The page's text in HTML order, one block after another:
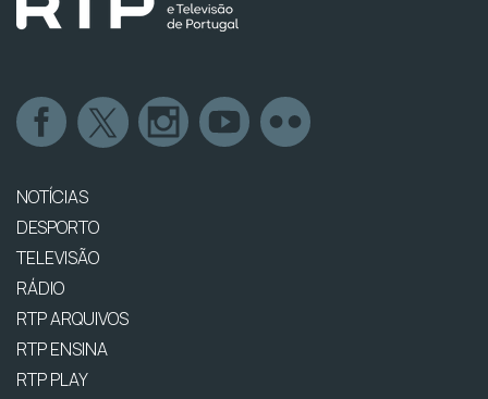
NOTÍCIAS
DESPORTO
TELEVISÃO
RÁDIO
RTP ARQUIVOS
RTP ENSINA
RTP PLAY